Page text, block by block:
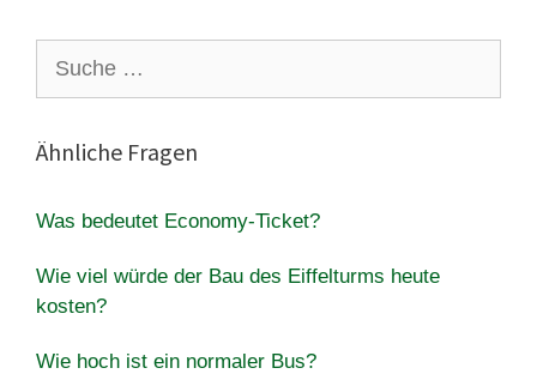
nach:
Ähnliche Fragen
Was bedeutet Economy-Ticket?
Wie viel würde der Bau des Eiffelturms heute
kosten?
Wie hoch ist ein normaler Bus?